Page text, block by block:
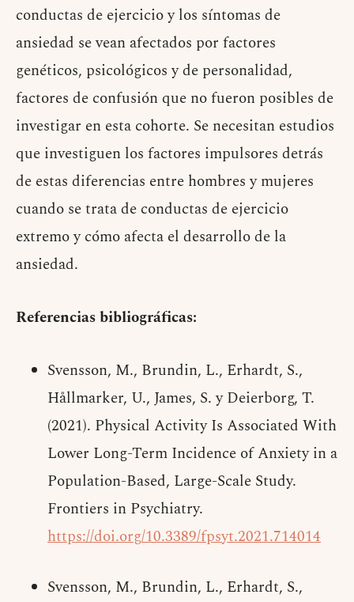
conductas de ejercicio y los síntomas de
ansiedad se vean afectados por factores
genéticos, psicológicos y de personalidad,
factores de confusión que no fueron posibles de
investigar en esta cohorte. Se necesitan estudios
que investiguen los factores impulsores detrás
de estas diferencias entre hombres y mujeres
cuando se trata de conductas de ejercicio
extremo y cómo afecta el desarrollo de la
ansiedad.
Referencias bibliográficas:
Svensson, M., Brundin, L., Erhardt, S.,
Hållmarker, U., James, S. y Deierborg, T.
(2021). Physical Activity Is Associated With
Lower Long-Term Incidence of Anxiety in a
Population-Based, Large-Scale Study.
Frontiers in Psychiatry.
https://doi.org/10.3389/fpsyt.2021.714014
Svensson, M., Brundin, L., Erhardt, S.,